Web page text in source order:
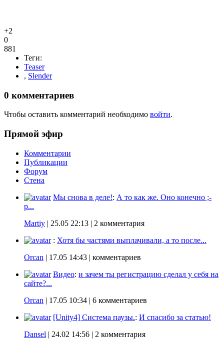
+2
0
881
Теги:
Teaser
, Slender
0 комментариев
Чтобы оставить комментарий необходимо войти.
Прямой эфир
Комментарии
Публикации
Форум
Стена
Мы снова в деле!: А то как же. Оно конечно ;-
p...
Martiy | 25.05 22:13 | 2 комментария
: Хотя бы частями выплачивали, а то после...
Orcan | 17.05 14:43 | комментариев
Видео: и зачем ты регистрацию сделал у себя на
сайте?...
Orcan | 17.05 10:34 | 6 комментариев
[Unity4] Система паузы.: И спасибо за статью!
Dansel | 24.02 14:56 | 2 комментария